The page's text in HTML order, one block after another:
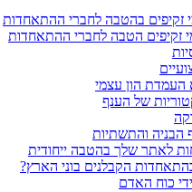
זקיפים בהטבה לחברי ההתאחדות
זקיפים הטבה לחברי ההתאחדות
העמדת הון עצמי
של הענף
הבניה והתשתיות
לאתר שלך בהטבה ייחודית
הקבלנים בוני הארץ?
כוח האדם